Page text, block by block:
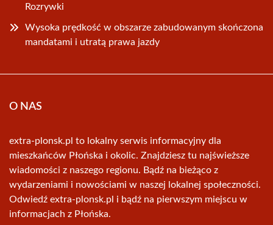
Rozrywki
Wysoka prędkość w obszarze zabudowanym skończona
mandatami i utratą prawa jazdy
O NAS
extra-plonsk.pl to lokalny serwis informacyjny dla
mieszkańców Płońska i okolic. Znajdziesz tu najświeższe
wiadomości z naszego regionu. Bądź na bieżąco z
wydarzeniami i nowościami w naszej lokalnej społeczności.
Odwiedź extra-plonsk.pl i bądź na pierwszym miejscu w
informacjach z Płońska.